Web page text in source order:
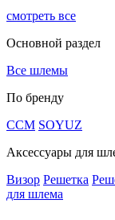
смотреть все
Основной раздел
Все шлемы
По бренду
CCM SOYUZ
Аксессуары для
Визор Решетка
для шлема